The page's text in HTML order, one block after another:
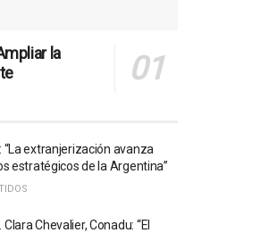
la
“La extranjerización avanza
estratégicos de la Argentina”
Chevalier, Conadu: “El